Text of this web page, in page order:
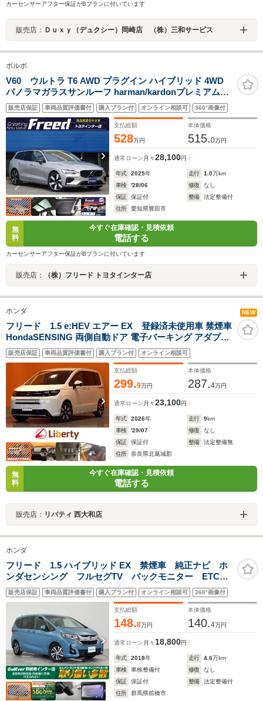
カーセンサーアフター保証がBプランに付いています
販売店： Ｄｕｘｙ（デュクシー）岡崎店 （株）三和サービス
ボルボ
V60 ウルトラ T6 AWD プラグイン ハイブリッド 4WD
パノラマガラスサンルーフ harman/kardonプレミアムサ
ウンド Googleナビ 360°カメラ ベンチレーション機能 マ
ッサージ機能 フロアマット フルセグTV ファインナッパ
レザーシート クリスタルシフトノブ 禁煙 1オナ車
販売店保証 車両品質評価書付 購入プラン付 オンライン相談可 360°画像付
支払総額
528万円
本体価格
515.0万円
通常ローン 月々28,100円
年式 2025年 走行 1.0万km
車検
'28/06 修復
なし
保証
保証付 整備
法定整備付
住所
愛知県豊田市
無
料
今すぐ在庫確認・見積依頼
電話する
カーセンサーアフター保証がBプランに付いています
販売店： （株）フリード トヨタインター店
ホンダ NEW
フリード 1.5 e:HEV エアー EX 登録済未使用車 禁煙車
HondaSENSING 両側自動ドア 電子パーキング アダプテ
ィブクルーズコントロール ブラインドスポットモニター
両側自動ドア LEDヘッドライト スマートキー 純正アルミ
ホイール
販売店保証 車両品質評価書付 購入プラン付 オンライン相談可
支払総額
299.9万円
本体価格
287.4万円
通常ローン 月々23,100円
年式 2026年 走行 9km
車検
'29/07 修復
なし
保証
保証付 整備
法定整備無
住所
奈良県北葛城郡
無
料
今すぐ在庫確認・見積依頼
電話する
販売店： リバティ 西大和店
ホンダ
フリード 1.5 ハイブリッド EX 禁煙車 純正ナビ ホ
ンダセンシング フルセグTV バックモニター ETC
両側パワースライドドア LEDヘッドライト レーンキ
ープアシスト 純正ホロアマット 純正アルミホイー
販売店保証 車両品質評価書付 購入プラン付 オンライン相談可 360°画像付
支払総額
148.8万円
本体価格
140.4万円
通常ローン 月々 18,800円
年式 2018年 走行 4.6万km
車検
車検整備付 修復
なし
保証
保証付 整備
法定整備付
住所
群馬県前橋市